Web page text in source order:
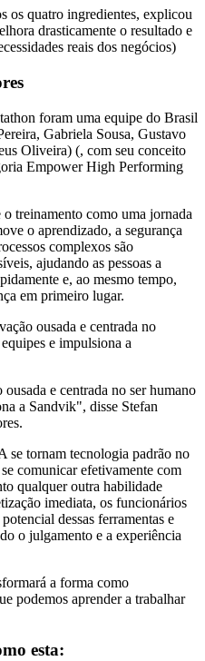
os quatro ingredientes, explicou
drasticamente o resultado e
reais dos negócios)
foram uma equipe do Brasil
Gabriela Sousa, Gustavo
Oliveira) (, com seu conceito
Empower High Performing
treinamento como uma jornada
o aprendizado, a segurança
complexos são
ajudando as pessoas a
e, ao mesmo tempo,
em primeiro lugar.
ousada e centrada no
e impulsiona a
e centrada no ser humano
a Sandvik", disse Stefan
se tornam tecnologia padrão no
comunicar efetivamente com
qualquer outra habilidade
imediata, os funcionários
dessas ferramentas e
o julgamento e a experiência
a forma como
podemos aprender a trabalhar
esta: